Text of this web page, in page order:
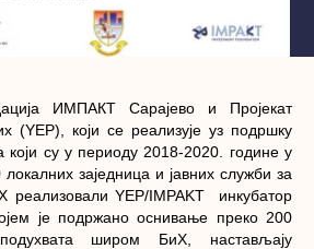
ИМПАКТ Сарајево и Пројекат
(YЕP), који се реализује уз подршку
су у периоду 2018-2020. године у
заједница и јавних служби за
YЕP/IMPAKT инкубатор
је подржано оснивање преко 200
широм БиХ, настављају